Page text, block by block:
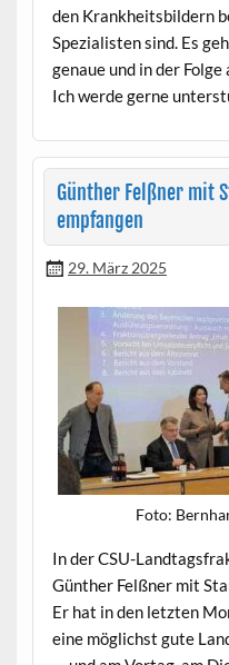
den Krankheits­bildern
Spezial­is­ten sind. Es
ge­naue und in der
Ich werde gerne
Günther Felßner mit
empfangen
29. März 2025
Foto:
In der CSU-
Gün­ther Felßn­er mit
Er hat in den let­zten
eine möglichst gute